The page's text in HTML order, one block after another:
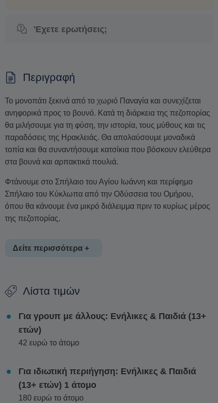
'Εχετε ερωτήσεις;
Περιγραφή
Το μονοπάτι ξεκινά από το χωριό Παναγία και συνεχίζεται
ανηφορικά προς το βουνό. Κατά τη διάρκεια της πεζοπορίας
θα μιλήσουμε για τη φύση, την ιστορία, τους μύθους και τις
παραδόσεις της Ηρακλειάς. Θα απολαύσουμε μοναδικά
τοπία και θα συναντήσουμε κατσίκια που βόσκουν ελεύθερα
στα βουνά και αρπακτικά πουλιά.
Φτάνουμε στο Σπήλαιο του Αγίου Ιωάννη και περίφημο
Σπήλαιο του Κύκλωπα από την Οδύσσεια του Ομήρου,
όπου θα κάνουμε ένα μικρό διάλειμμα πριν το κυρίως μέρος
της πεζοπορίας.
Δείτε περισσότερα +
σεβασμό του χώρου, θα εξερευνήσουμε τους θαλάμους του
εντυπωσιακού σπηλαίου.
Ένας λαβύρινθος από γεωλογικούς σχηματισμούς όπως
εκπλήξουν με την ομορφιά τους.
Λίστα τιμών
Για γρουπ με άλλους: Ενήλικες & Παιδιά (13+
ετών)
42 ευρώ το άτομο
Για ιδιωτική περιήγηση: Ενήλικες & Παιδιά
(13+ ετών) 1 άτομο
180 ευρώ το άτομο